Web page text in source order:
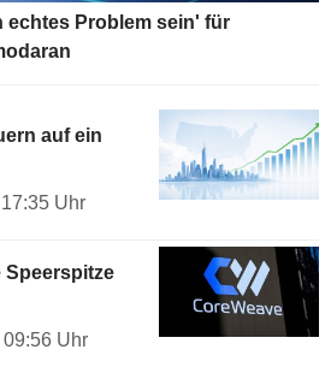
Problem sein' für
auf ein
Uhr
Speerspitze
Uhr